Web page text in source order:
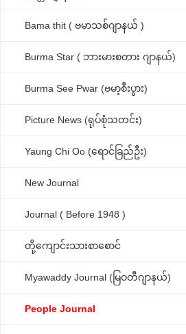
Bama thit ( ဗမာသစ်ဂျာနယ် )
Burma Star ( ဘားမားစတား ဂျာနယ်)
Burma See Pwar (ဗမာ့စီးပွား)
Picture News (ရုပ်စုံသတင်း)
Yaung Chi Oo (ရောင်ခြည်ဦး)
New Journal
Journal ( Before 1948 )
တို့ကျောင်းသားစာစောင်
Myawaddy Journal (မြဝတီဂျာနယ်)
People Journal